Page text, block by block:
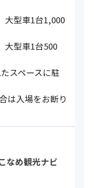
大型車1台1,000
大型車1台500
スペースに駐
は入場をお断り
なめ観光ナビ